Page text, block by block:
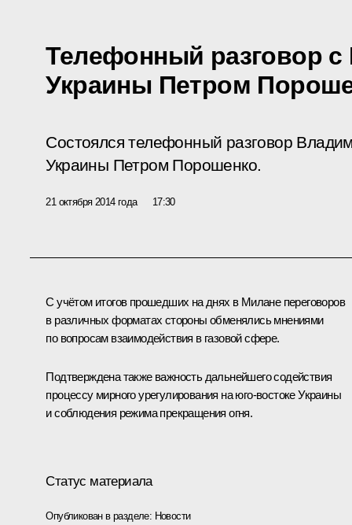
Телефонный разговор с
Украины Петром
Состоялся телефонный разговор
Украины Петром Порошенко.
21 октября 2014 года 17:30
С учётом итогов прошедших на днях в Милане переговоров
в различных форматах стороны обменялись мнениями
по вопросам взаимодействия в газовой сфере.
Подтверждена также важность дальнейшего содействия
процессу мирного урегулирования на юго-востоке Украины
и соблюдения режима прекращения огня.
Статус материала
Опубликован в разделе: Новости